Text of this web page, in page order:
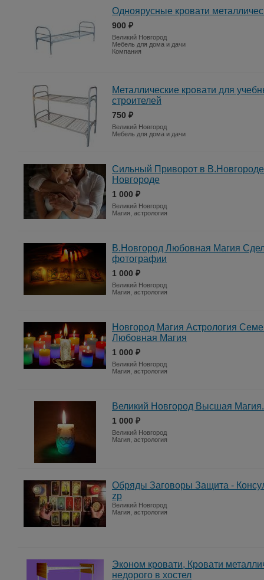
Одноярусные кровати
900 ₽
Великий Новгород
Мебель для дома и дачи
Компания
Металлические кровати для
строителей
750 ₽
Великий Новгород
Мебель для дома и дачи
Сильный Приворот в
Новгороде
1 000 ₽
Великий Новгород
Магия, астрология
В.Новгород Любовная Магия
фотографии
1 000 ₽
Великий Новгород
Магия, астрология
Новгород Магия Астрология
Любовная Магия
1 000 ₽
Великий Новгород
Магия, астрология
Великий Новгород Высшая
1 000 ₽
Великий Новгород
Магия, астрология
Обряды Заговоры Защита -
zp
Великий Новгород
Магия, астрология
Эконом кровати, Кровати
недорого в хостел